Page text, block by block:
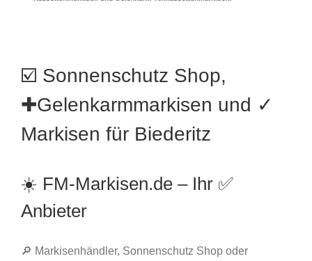
☑️ Sonnenschutz Shop,
✚Gelenkarmmarkisen und ✓
Markisen für Biederitz
☀️ FM-Markisen.de – Ihr ✅
Anbieter
🔎 Markisenhändler, Sonnenschutz Shop oder